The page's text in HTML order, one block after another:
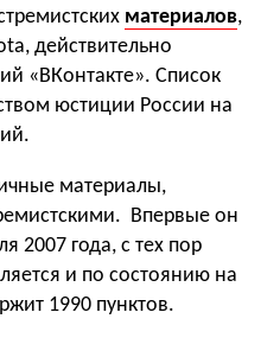
материалов,
действительно
«ВКонтакте». Список
юстиции России на
материалы,
Впервые он
2007 года, с тех пор
и по состоянию на
1990 пунктов.